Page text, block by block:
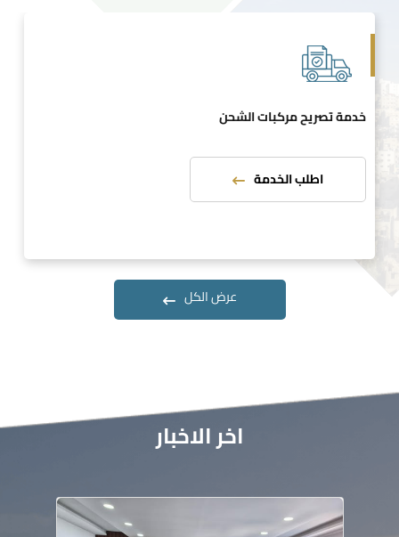
خدمة تصريح مركبات الشحن
اطلب الخدمة
عرض الكل
اخر الاخبار